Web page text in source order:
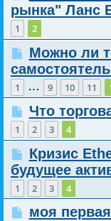
рынка" Ланс
1 2
Можно ли
1 … 9 10 11
Что
1 2 3 4
Кризис
будущее
1 2 3 4
моя